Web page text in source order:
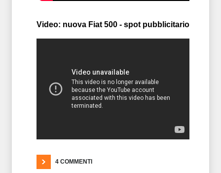
Video: nuova Fiat 500 - spot pubblicitario
4 COMMENTI